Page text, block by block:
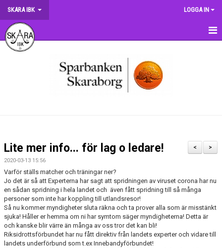
SKARA IBK LOGGA IN
HEM
KRONMATCHEN
SERIETABELLER
MATCHVÄRDSKAP
TRÄNINGSSCHEMA
KALENDER
>
<
Lite mer info... för lag o ledare!
2020-03-13 15:56
Varför ställs matcher och träningar ner?
Jo det är så att Experterna har sagt att spridningen av viruset corona har nu
en sådan spridning i hela landet och även fått spridning till så många
personer som inte har koppling till utlandsresor!
Så nu kommer myndigheter sluta räkna och ta prover alla som är misstänkt
sjuka! Håller er hemma om ni har symtom säger myndigheterna! Detta är
och kanske blir värre än många av oss tror det kan bli!
Riksidrottsförbundet har nu fått direktiv från landets experter och vidare till
landets underförbund som t.ex Innebandyförbundet!